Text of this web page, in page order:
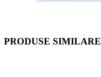
PRODUSE SIMILARE